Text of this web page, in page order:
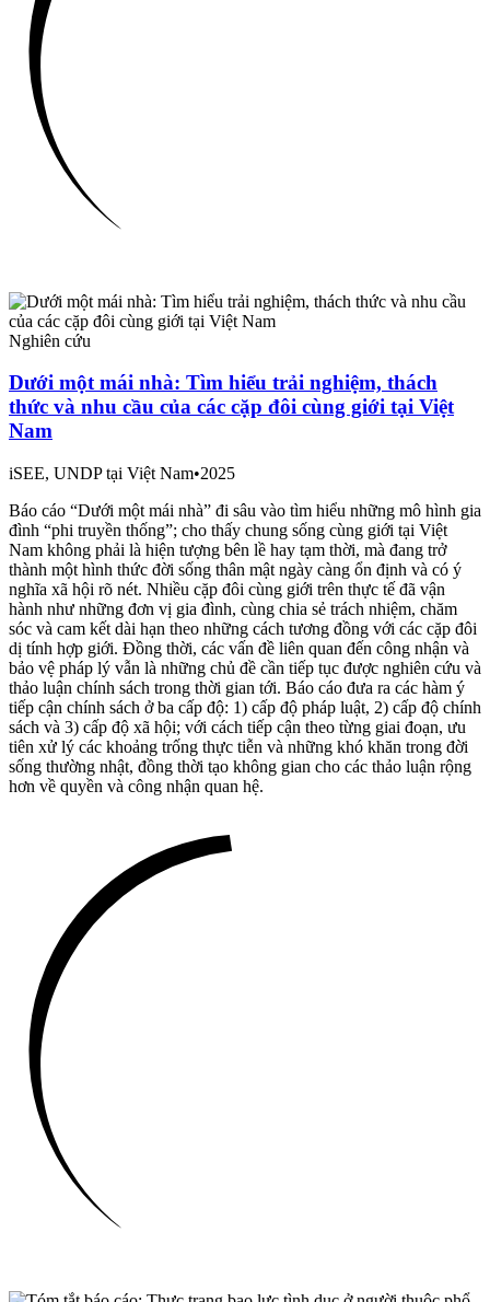
Nghiên cứu
Dưới một mái nhà: Tìm hiểu trải nghiệm, thách
thức và nhu cầu của các cặp đôi cùng giới tại Việt
Nam
iSEE, UNDP tại Việt Nam•2025
Báo cáo “Dưới một mái nhà” đi sâu vào tìm hiểu những mô hình gia
đình “phi truyền thống”; cho thấy chung sống cùng giới tại Việt
Nam không phải là hiện tượng bên lề hay tạm thời, mà đang trở
thành một hình thức đời sống thân mật ngày càng ổn định và có ý
nghĩa xã hội rõ nét. Nhiều cặp đôi cùng giới trên thực tế đã vận
hành như những đơn vị gia đình, cùng chia sẻ trách nhiệm, chăm
sóc và cam kết dài hạn theo những cách tương đồng với các cặp đôi
dị tính hợp giới. Đồng thời, các vấn đề liên quan đến công nhận và
bảo vệ pháp lý vẫn là những chủ đề cần tiếp tục được nghiên cứu và
thảo luận chính sách trong thời gian tới. Báo cáo đưa ra các hàm ý
tiếp cận chính sách ở ba cấp độ: 1) cấp độ pháp luật, 2) cấp độ chính
sách và 3) cấp độ xã hội; với cách tiếp cận theo từng giai đoạn, ưu
tiên xử lý các khoảng trống thực tiễn và những khó khăn trong đời
sống thường nhật, đồng thời tạo không gian cho các thảo luận rộng
hơn về quyền và công nhận quan hệ.